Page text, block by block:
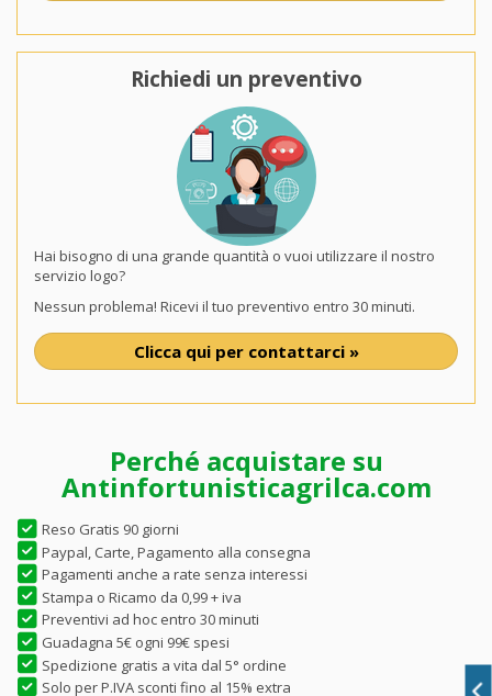
Richiedi un preventivo
Hai bisogno di una grande quantità o vuoi utilizzare il nostro
servizio logo?
Nessun problema! Ricevi il tuo preventivo entro 30 minuti.
Clicca qui per contattarci »
Perché acquistare su
Antinfortunisticagrilca.com
Reso Gratis 90 giorni
Paypal, Carte, Pagamento alla consegna
Pagamenti anche a rate senza interessi
Stampa o Ricamo da 0,99 + iva
Preventivi ad hoc entro 30 minuti
Guadagna 5€ ogni 99€ spesi
Spedizione gratis a vita dal 5° ordine
Solo per P.IVA sconti fino al 15% extra